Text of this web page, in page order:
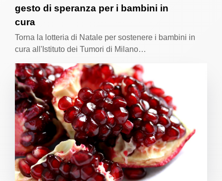
gesto di speranza per i bambini in
cura
Torna la lotteria di Natale per sostenere i bambini in
cura all'Istituto dei Tumori di Milano…